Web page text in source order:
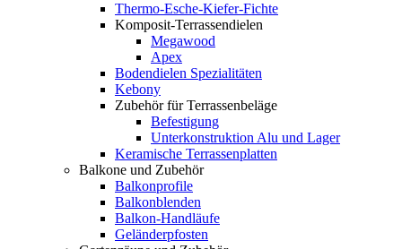
Thermo-Esche-Kiefer-Fichte
Komposit-Terrassendielen
Megawood
Apex
Bodendielen Spezialitäten
Kebony
Zubehör für Terrassenbeläge
Befestigung
Unterkonstruktion Alu und Lager
Keramische Terrassenplatten
Balkone und Zubehör
Balkonprofile
Balkonblenden
Balkon-Handläufe
Geländerpfosten